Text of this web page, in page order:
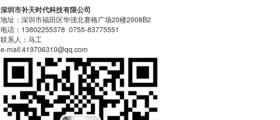
深圳市补天时代科技有限公司
地址：深圳市福田区华强北赛格广场20楼2008B2
电话：13802255378 0755-83775551
联系人：马工
e-mail:419706310@qq.com